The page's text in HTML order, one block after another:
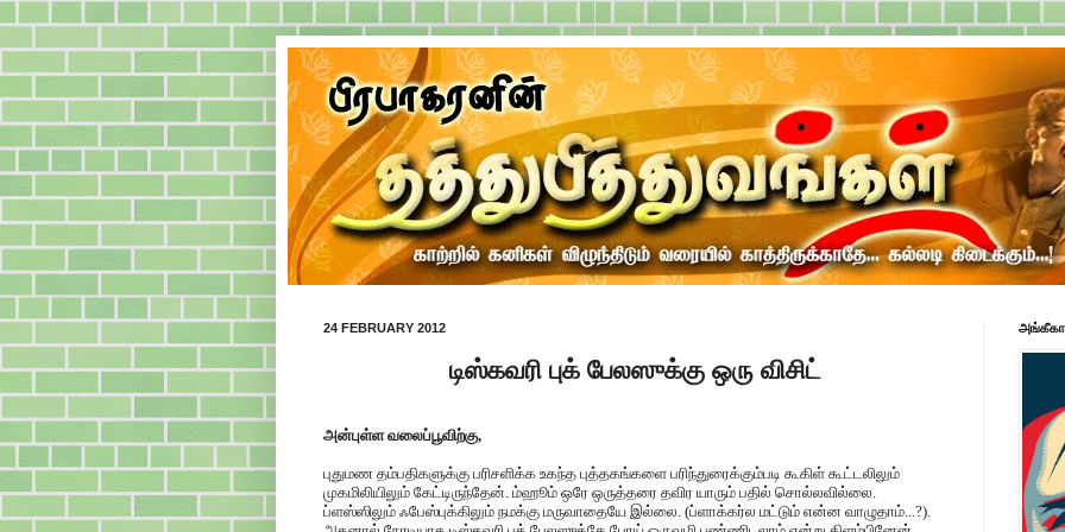
24 FEBRUARY 2012
டிஸ்கவரி புக் பேலஸுக்கு ஒரு விசிட்
அன்புள்ள வலைப்பூவிற்கு,
புதுமண தம்பதிகளுக்கு பரிசளிக்க உகந்த புத்தகங்களை பரிந்துரைக்கும்படி கூகிள் கூட்டலிலும்
முகமிலியிலும் கேட்டிருந்தேன். ம்ஹூம் ஒரே ஒருத்தரை தவிர யாரும் பதில் சொல்லவில்லை.
ப்ளஸ்ஸிலும் ஃபேஸ்புக்கிலும் நமக்கு மருவாதையே இல்லை. (ப்ளாக்கர்ல மட்டும் என்ன வாழுதாம்...?).